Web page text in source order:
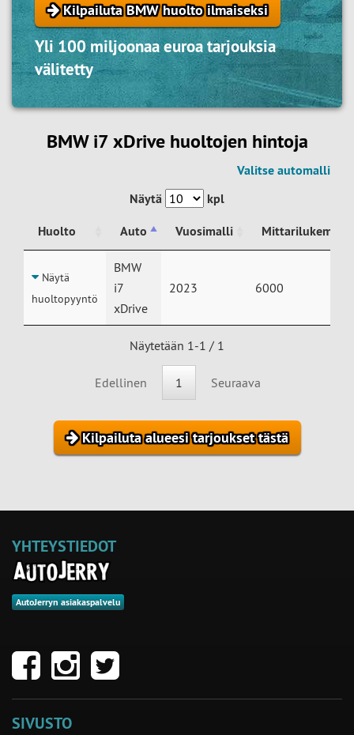
Kilpailuta BMW huolto ilmaiseksi
Yli 100 miljoonaa euroa tarjouksia
välitetty
BMW i7 xDrive huoltojen hintoja
Valitse automalli
Näytä
kpl
Huolto
Auto Vuosimalli
Mittarilukema
Auto
Näytä
huoltopyyntö
BMW
i7
xDrive
2023 6000
Näytetään 1-1 / 1
Edellinen 1 Seuraava
Kilpailuta alueesi tarjoukset tästä
YHTEYSTIEDOT
AutoJerryn asiakaspalvelu
SIVUSTO